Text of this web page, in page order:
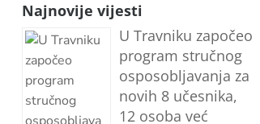
Najnovije vijesti
U Travniku započeo
program stručnog
osposobljavanja za
novih 8 učesnika,
12 osoba već